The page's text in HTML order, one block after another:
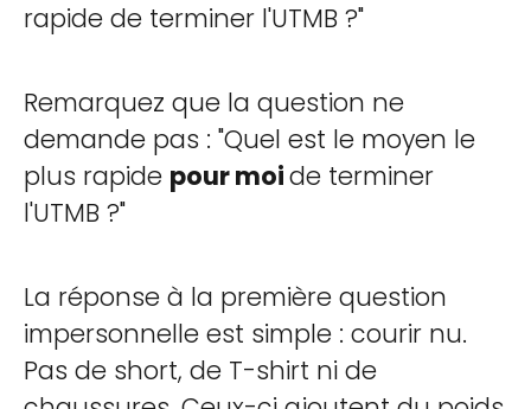
rapide de terminer l'UTMB ?"
Remarquez que la question ne
demande pas : "Quel est le moyen le
plus rapide pour moide terminer
l'UTMB ?"
La réponse à la première question
impersonnelle est simple : courir nu.
Pas de short, de T-shirt ni de